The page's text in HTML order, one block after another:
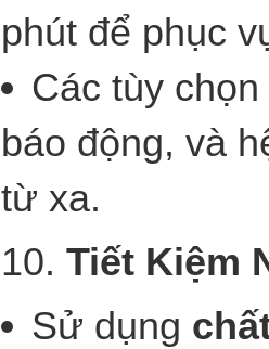
phút để phục
Các tùy
báo động, và
từ xa.
10. Tiết Kiệm
Sử dụng